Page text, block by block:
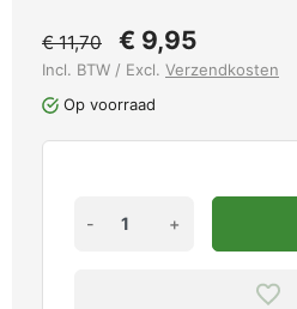
€ 11,70 € 9,95
Incl. BTW / Excl. Verzendkosten
Op voorraad
- +